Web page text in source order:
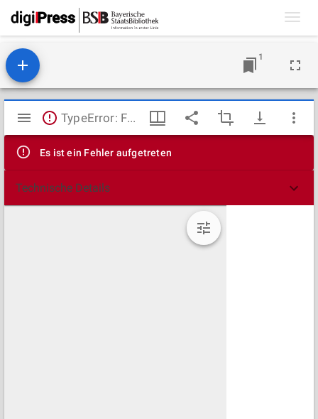
1
Mirador
Viewer
TypeError: Failed to fetch
Es ist ein Fehler aufgetreten
Technische Details